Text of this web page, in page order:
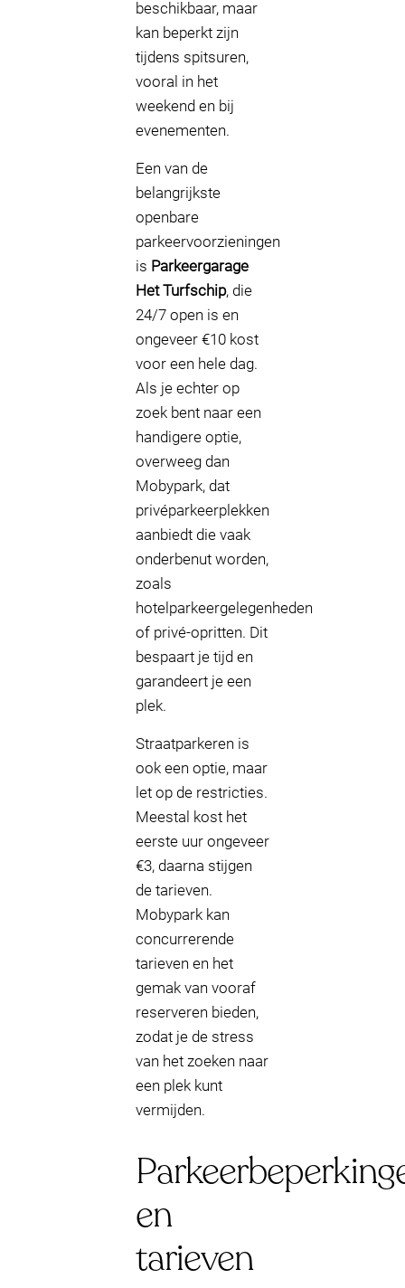
beschikbaar, maar
kan beperkt zijn
tijdens spitsuren,
vooral in het
weekend en bij
evenementen.
Een van de
belangrijkste
openbare
parkeervoorzieningen
is Parkeergarage
Het Turfschip, die
24/7 open is en
ongeveer €10 kost
voor een hele dag.
Als je echter op
zoek bent naar een
handigere optie,
overweeg dan
Mobypark, dat
privéparkeerplekken
aanbiedt die vaak
onderbenut worden,
zoals
hotelparkeergelegenheden
of privé-opritten. Dit
bespaart je tijd en
garandeert je een
plek.
Straatparkeren is
ook een optie, maar
let op de restricties.
Meestal kost het
eerste uur ongeveer
€3, daarna stijgen
de tarieven.
Mobypark kan
concurrerende
tarieven en het
gemak van vooraf
reserveren bieden,
zodat je de stress
van het zoeken naar
een plek kunt
vermijden.
en
tarieven